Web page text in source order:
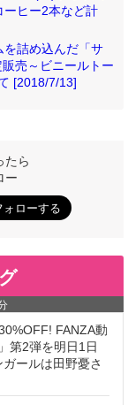
ヒー2本など計
詰め込んだ「サ
売～ビニールトー
[2018/7/13]
たら
ー
FANZA動
第2弾を明日1日
ールは田野憂さ